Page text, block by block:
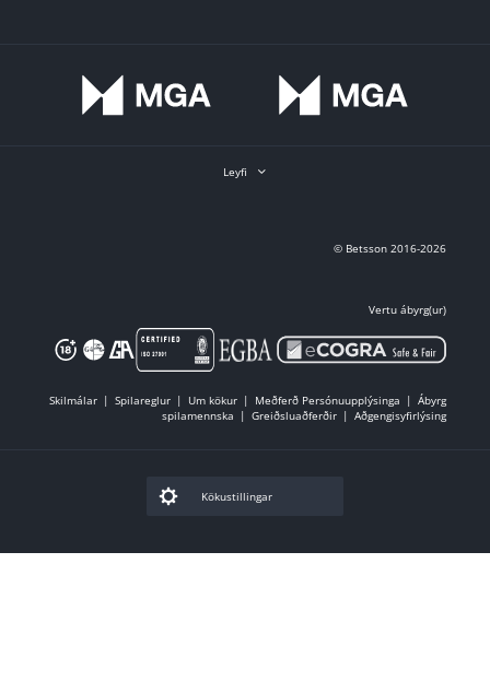
Leyfi
© Betsson 2016-2026
Vertu ábyrg(ur)
Skilmálar Spilareglur Um kökur Meðferð Persónuupplýsinga
Ábyrg
spilamennska
Greiðsluaðferðir Aðgengisyfirlýsing
Kökustillingar